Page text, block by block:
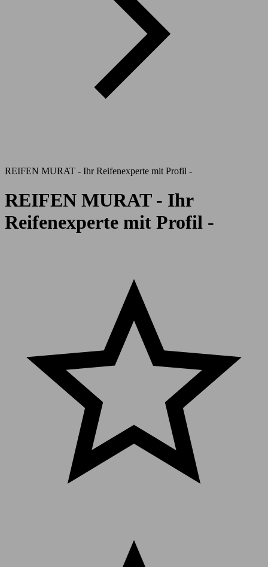
REIFEN MURAT - Ihr Reifenexperte mit Profil -
REIFEN MURAT - Ihr
Reifenexperte mit Profil -